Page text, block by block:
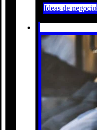
Ideas de negocio